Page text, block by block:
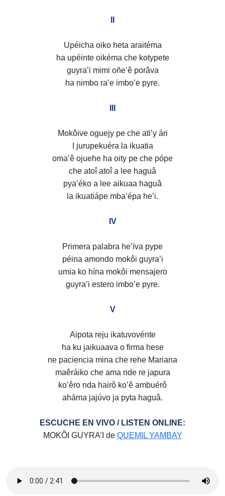
Upéicha oiko heta araitéma
ha upéinte oikéma che kotypete
guyra’i mimi oñe’ê porâva
ha nimbo ra’e imbo’e pyre.
Mokôive oguejy pe che ati’y ári
I jurupekuéra la ikuatia
oma’ê ojuehe ha oity pe che pópe
che atoî atoî a lee haguâ
pya’éko a lee aikuaa haguâ
la ikuatiápe mba’épa he’i.
IV
Primera palabra he’íva pype
péina amondo mokôi guyra’i
umia ko hína mokôi mensajero
guyra’i estero imbo’e pyre.
V
Aipota reju ikatuvovénte
ha ku jaikuaava o firma hese
ne paciencia mina che rehe Mariana
maêráiko che ama nde re japura
ko’êro nda hairô ko’ê ambuérô
aháma jajúvo ja pyta haguâ.
ESCUCHE EN VIVO / LISTEN ONLINE:
MOKÕI GUYRA’I de QUEMIL YAMBAY